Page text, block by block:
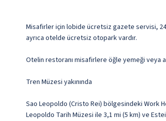
Misafirler için lobide ücretsiz gazete servisi,
ayrıca otelde ücretsiz otopark vardır.
Otelin restoranı misafirlere öğle yemeği veya
Tren Müzesi yakınında
Sao Leopoldo (Cristo Rei) bölgesindeki Work
Leopoldo Tarih Müzesi ile 3,1 mi (5 km) ve